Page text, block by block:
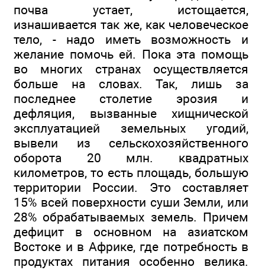
почва устает, истощается,
изнашивается так же, как человеческое
тело, - надо иметь возможность и
желание помочь ей. Пока эта помощь
во многих странах осуществляется
больше на словах. Так, лишь за
последнее столетие эрозия и
дефляция, вызванные хищнической
эксплуатацией земельных угодий,
вывели из сельскохозяйственного
оборота 20 млн. квадратных
километров, то есть площадь, большую
территории России. Это составляет
15% всей поверхности суши Земли, или
28% обрабатываемых земель. Причем
дефицит в основном на азиатском
Востоке и в Африке, где потребность в
продуктах питания особенно велика.